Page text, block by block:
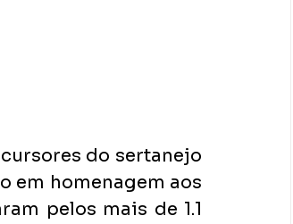
do sertanejo
em homenagem aos
pelos mais de 1.1